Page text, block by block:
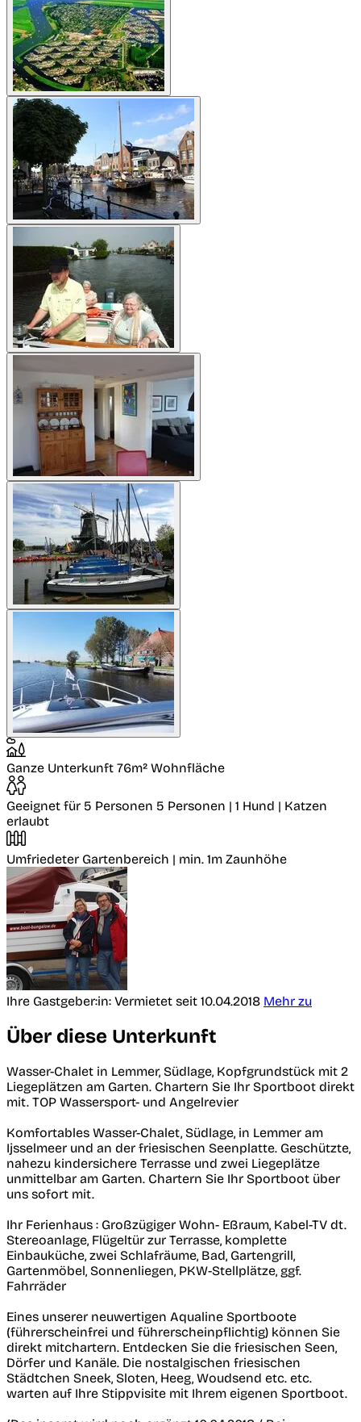
Ganze Unterkunft 76m² Wohnfläche
Geeignet für 5 Personen 5 Personen | 1 Hund | Katzen
erlaubt
Umfriedeter Gartenbereich | min. 1m Zaunhöhe
Ihre Gastgeber:in: Vermietet seit 10.04.2018 Mehr zu
Über diese Unterkunft
Wasser-Chalet in Lemmer, Südlage, Kopfgrundstück mit 2
Liegeplätzen am Garten. Chartern Sie Ihr Sportboot direkt
mit. TOP Wassersport- und Angelrevier
Komfortables Wasser-Chalet, Südlage, in Lemmer am
Ijsselmeer und an der friesischen Seenplatte. Geschützte,
nahezu kindersichere Terrasse und zwei Liegeplätze
unmittelbar am Garten. Chartern Sie Ihr Sportboot über
uns sofort mit.
Ihr Ferienhaus : Großzügiger Wohn- Eßraum, Kabel-TV dt.
Stereoanlage, Flügeltür zur Terrasse, komplette
Einbauküche, zwei Schlafräume, Bad, Gartengrill,
Gartenmöbel, Sonnenliegen, PKW-Stellplätze, ggf.
Fahrräder
Eines unserer neuwertigen Aqualine Sportboote
(führerscheinfrei und führerscheinpflichtig) können Sie
direkt mitchartern. Entdecken Sie die friesischen Seen,
Dörfer und Kanäle. Die nostalgischen friesischen
Städtchen Sneek, Sloten, Heeg, Woudsend etc. etc.
warten auf Ihre Stippvisite mit Ihrem eigenen Sportboot.